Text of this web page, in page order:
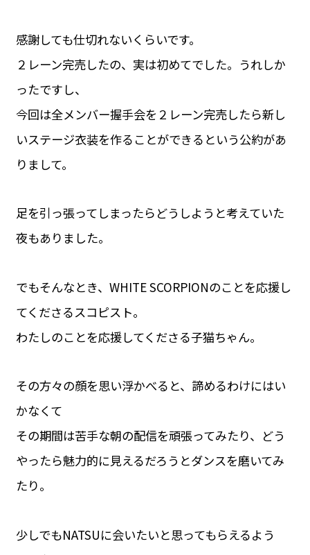
感謝しても仕切れないくらいです。
２レーン完売したの、実は初めてでした。うれしか
ったですし、
今回は全メンバー握手会を２レーン完売したら新し
いステージ衣装を作ることができるという公約があ
りまして。
足を引っ張ってしまったらどうしようと考えていた
夜もありました。
でもそんなとき、WHITE SCORPIONのことを応援し
てくださるスコピスト。
わたしのことを応援してくださる子猫ちゃん。
その方々の顔を思い浮かべると、諦めるわけにはい
かなくて
その期間は苦手な朝の配信を頑張ってみたり、どう
やったら魅力的に見えるだろうとダンスを磨いてみ
たり。
少しでもNATSUに会いたいと思ってもらえるよう